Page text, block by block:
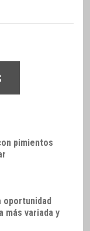
pimientos
oportunidad
más variada y